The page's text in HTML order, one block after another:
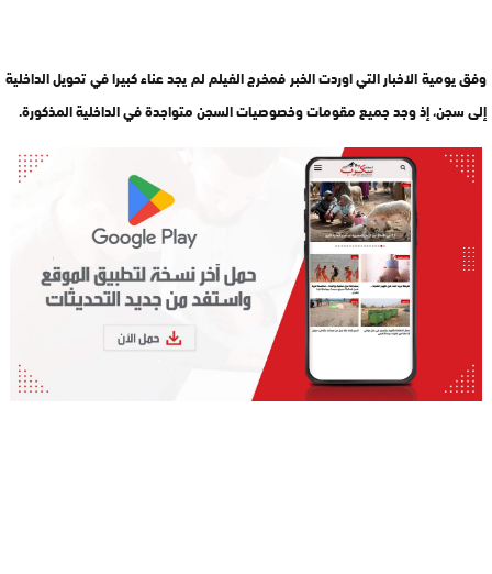
وفق يومية الاخبار التي اوردت الخبر فمخرج الفيلم لم يجد عناء كبيرا في تحويل الداخلية
إلى سجن، إذ وجد جميع مقومات وخصوصيات السجن متواجدة في الداخلية المذكورة.